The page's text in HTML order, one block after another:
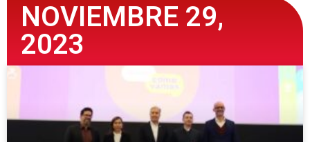
NOVIEMBRE 29,
2023